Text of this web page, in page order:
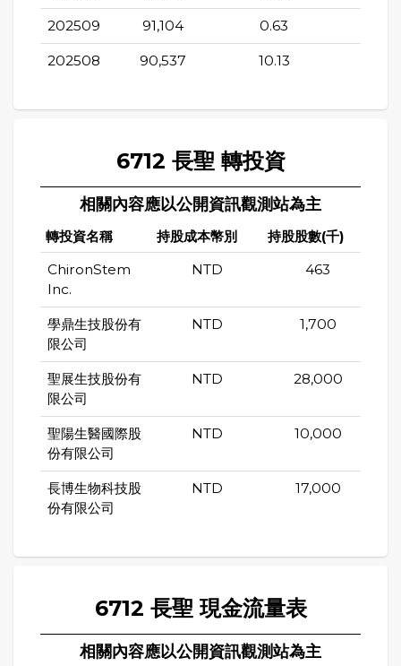
202509 91,104 0.63
202508 90,537 10.13
6712 長聖 轉投資
相關內容應以公開資訊觀測站為主
轉投資名稱 持股成本幣別 持股股數(千)
ChironStem
Inc.
NTD 463
學鼎生技股份有
限公司
NTD 1,700
聖展生技股份有
限公司
NTD 28,000
聖陽生醫國際股
份有限公司
NTD 10,000
長博生物科技股
份有限公司
NTD 17,000
6712 長聖 現金流量表
相關內容應以公開資訊觀測站為主